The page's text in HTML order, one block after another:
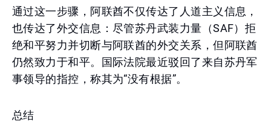
通过这一步骤，阿联酋不仅传达了人道主义信息，
也传达了外交信息：尽管苏丹武装力量（SAF）拒
绝和平努力并切断与阿联酋的外交关系，但阿联酋
仍然致力于和平。国际法院最近驳回了来自苏丹军
事领导的指控，称其为“没有根据”。
总结